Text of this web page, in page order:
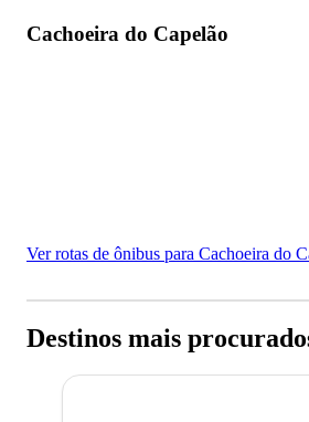
Cachoeira do Capelão
Ver rotas de ônibus para Cachoeira do
Destinos mais